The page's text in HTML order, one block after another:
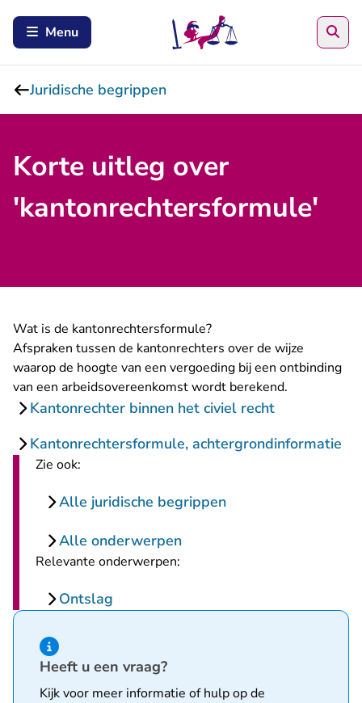
Menu
Juridische begrippen
Korte uitleg over
'kantonrechtersformule'
Wat is de kantonrechtersformule?
Afspraken tussen de kantonrechters over de wijze
waarop de hoogte van een vergoeding bij een ontbinding
van een arbeidsovereenkomst wordt berekend.
Kantonrechter binnen het civiel recht
Kantonrechtersformule, achtergrondinformatie
Zie ook:
Alle juridische begrippen
Alle onderwerpen
Relevante onderwerpen:
Ontslag
Hint van type informatie
Heeft u een vraag?
Kijk voor meer informatie of hulp op de